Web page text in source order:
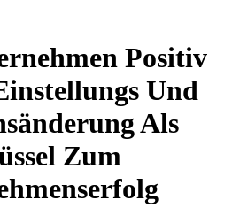
Positiv
Und
Als
Zum